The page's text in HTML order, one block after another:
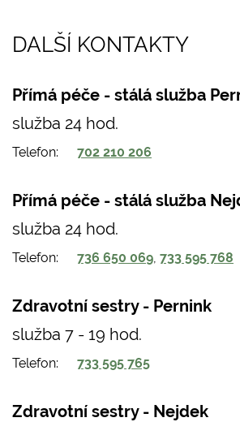
DALŠÍ KONTAKTY
Přímá péče - stálá služba
služba 24 hod.
Telefon 702 210 206
Přímá péče - stálá služba
služba 24 hod.
Telefon 736 650 069 733 595 768
Zdravotní sestry - Pernink
služba 7 - 19 hod.
Telefon 733 595 765
Zdravotní sestry - Nejdek